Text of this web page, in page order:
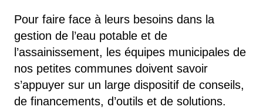
Pour faire face à leurs besoins dans la
gestion de l’eau potable et de
l’assainissement, les équipes municipales de
nos petites communes doivent savoir
s’appuyer sur un large dispositif de conseils,
de financements, d’outils et de solutions.